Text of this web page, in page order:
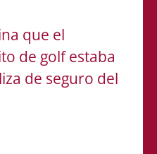
que el
de golf estaba
de seguro del